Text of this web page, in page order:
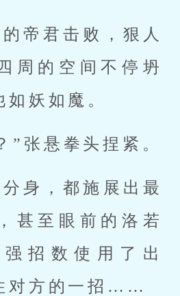
帝君击败，狠人
周的空间不停坍
妖如魔。
”张悬拳头捏紧。
身，都施展出最
甚至眼前的洛若
招数使用了出
对方的一招……